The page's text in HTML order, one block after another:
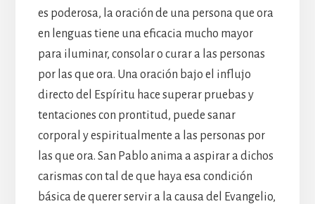
es poderosa, la oración de una persona que ora
en lenguas tiene una eficacia mucho mayor
para iluminar, consolar o curar a las personas
por las que ora. Una oración bajo el influjo
directo del Espíritu hace superar pruebas y
tentaciones con prontitud, puede sanar
corporal y espiritualmente a las personas por
las que ora. San Pablo anima a aspirar a dichos
carismas con tal de que haya esa condición
básica de querer servir a la causa del Evangelio,